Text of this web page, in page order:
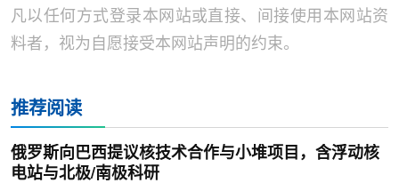
凡以任何方式登录本网站或直接、间接使用本网站资
料者，视为自愿接受本网站声明的约束。
推荐阅读
俄罗斯向巴西提议核技术合作与小堆项目，含浮动核
电站与北极/南极科研